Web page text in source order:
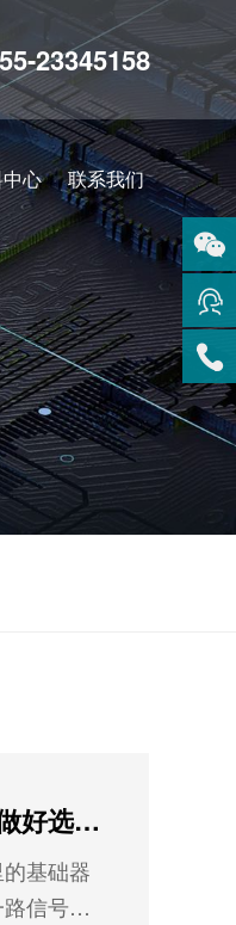
23345158
心 联系我们
射频功分器如何做好选型？
基础器
信号按
扫码
咨询
在线
客服
服务
热线